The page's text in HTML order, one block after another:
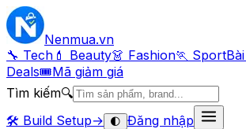
Nenmua.vn
🔧 Tech 💄 Beauty👗 Fashion🏃 Sport
Deals🎟Mã giảm giá
Tìm kiếm🔍
🛠️ Build Setup→ 🌓 Đăng nhập